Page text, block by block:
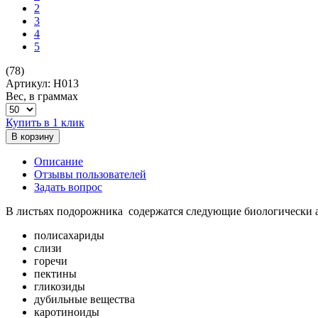
2
3
4
5
(78)
Артикул: H013
Вес, в граммах
Купить в 1 клик
В корзину
Описание
Отзывы пользователей
Задать вопрос
В листьях подорожника содержатся следующие биологически
полисахариды
слизи
горечи
пектины
гликозиды
дубильные вещества
каротиноиды